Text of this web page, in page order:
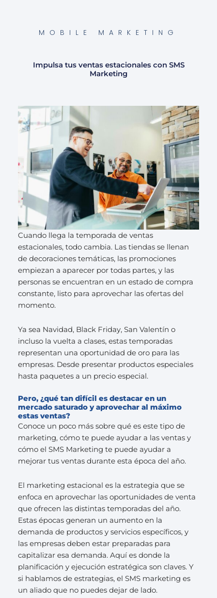
MOBILE MARKETING
Impulsa tus ventas estacionales con SMS
Marketing
Cuando llega la temporada de ventas
estacionales, todo cambia. Las tiendas se llenan
de decoraciones temáticas, las promociones
empiezan a aparecer por todas partes, y las
personas se encuentran en un estado de compra
constante, listo para aprovechar las ofertas del
momento.
Ya sea Navidad, Black Friday, San Valentín o
incluso la vuelta a clases, estas temporadas
representan una oportunidad de oro para las
empresas. Desde presentar productos especiales
hasta paquetes a un precio especial.
Pero, ¿qué tan difícil es destacar en un
mercado saturado y aprovechar al máximo
estas ventas?
Conoce un poco más sobre qué es este tipo de
marketing, cómo te puede ayudar a las ventas y
cómo el SMS Marketing te puede ayudar a
mejorar tus ventas durante esta época del año.
El marketing estacional es la estrategia que se
enfoca en aprovechar las oportunidades de venta
que ofrecen las distintas temporadas del año.
Estas épocas generan un aumento en la
demanda de productos y servicios específicos, y
las empresas deben estar preparadas para
capitalizar esa demanda. Aquí es donde la
planificación y ejecución estratégica son claves. Y
si hablamos de estrategias, el SMS marketing es
un aliado que no puedes dejar de lado.